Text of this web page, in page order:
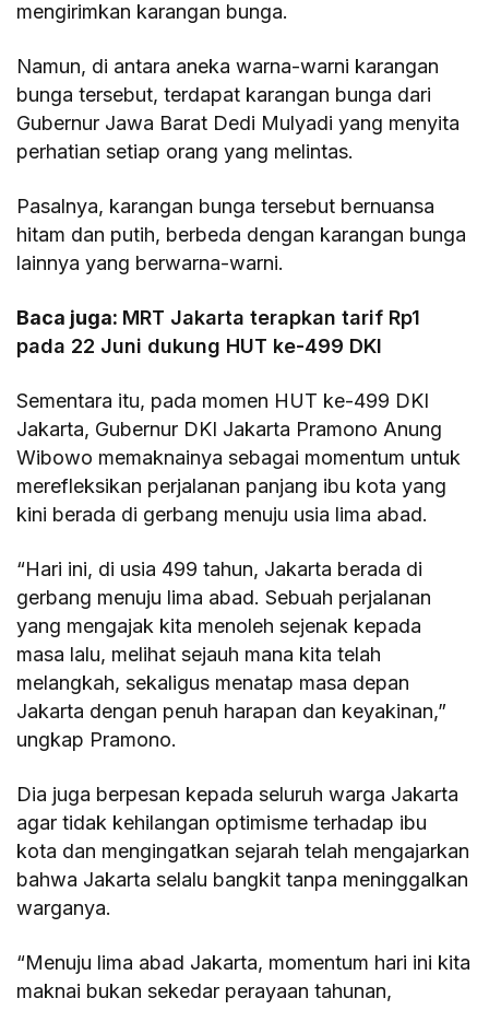
mengirimkan karangan bunga.
Namun, di antara aneka warna-warni karangan
bunga tersebut, terdapat karangan bunga dari
Gubernur Jawa Barat Dedi Mulyadi yang menyita
perhatian setiap orang yang melintas.
Pasalnya, karangan bunga tersebut bernuansa
hitam dan putih, berbeda dengan karangan bunga
lainnya yang berwarna-warni.
Baca juga: MRT Jakarta terapkan tarif Rp1
pada 22 Juni dukung HUT ke-499 DKI
Sementara itu, pada momen HUT ke-499 DKI
Jakarta, Gubernur DKI Jakarta Pramono Anung
Wibowo memaknainya sebagai momentum untuk
merefleksikan perjalanan panjang ibu kota yang
kini berada di gerbang menuju usia lima abad.
“Hari ini, di usia 499 tahun, Jakarta berada di
gerbang menuju lima abad. Sebuah perjalanan
yang mengajak kita menoleh sejenak kepada
masa lalu, melihat sejauh mana kita telah
melangkah, sekaligus menatap masa depan
Jakarta dengan penuh harapan dan keyakinan,”
ungkap Pramono.
Dia juga berpesan kepada seluruh warga Jakarta
agar tidak kehilangan optimisme terhadap ibu
kota dan mengingatkan sejarah telah mengajarkan
bahwa Jakarta selalu bangkit tanpa meninggalkan
warganya.
“Menuju lima abad Jakarta, momentum hari ini kita
maknai bukan sekedar perayaan tahunan,